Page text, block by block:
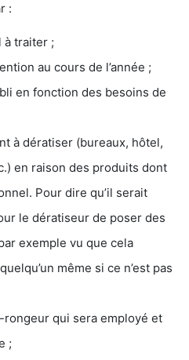
:
à traiter ;
au cours de l’année ;
en fonction des besoins de
à dératiser (bureaux, hôtel,
en raison des produits dont
Pour dire qu’il serait
le dératiseur de poser des
exemple vu que cela
même si ce n’est pas
qui sera employé et
;